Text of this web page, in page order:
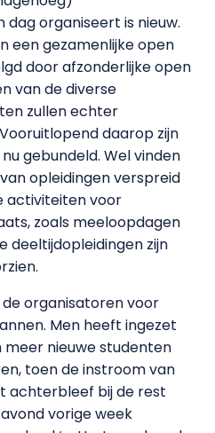
organiseert is nieuw.
een gezamenlijke open
door afzonderlijke open
van de diverse
zullen echter
daarop zijn
gebundeld. Wel vinden
opleidingen verspreid
activiteiten voor
zoals meeloopdagen
deeltijdopleidingen zijn
organisatoren voor
Men heeft ingezet
nieuwe studenten
toen de instroom van
achterbleef bij de rest
vorige week